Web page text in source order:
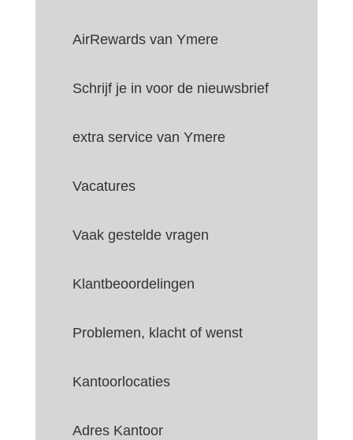
AirRewards van Ymere
Schrijf je in voor de nieuwsbrief
extra service van Ymere
Vacatures
Vaak gestelde vragen
Klantbeoordelingen
Problemen, klacht of wenst
Kantoorlocaties
Adres Kantoor